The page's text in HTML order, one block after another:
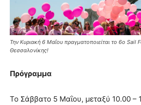
Την Κυριακή 6 Μαΐου πραγματοποιείται το 6ο Sail
Θεσσαλονίκης!
Πρόγραμμα
Το Σάββατο 5 Μαΐου, μεταξύ 10.00 –